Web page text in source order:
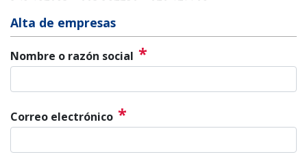
Alta de empresas
Nombre o razón social *
Correo electrónico *